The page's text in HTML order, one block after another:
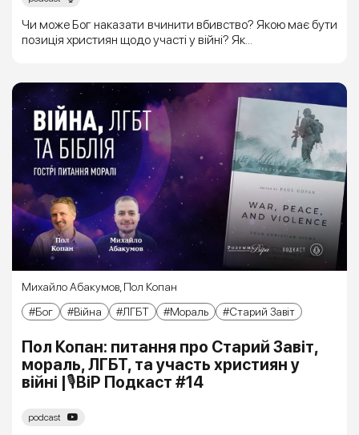
Чи може Бог наказати вчинити вбивство? Якою має бути
позиція християн щодо участі у війні? Як...
Михайло Абакумов,Пол Копан
Бог
Війна ЛГБТ Мораль Старий Завіт
Пол Копан: питання про Старий Завіт,
мораль, ЛГБТ, та участь християн у
війні |🎙ВіР Подкаст #14
podcast